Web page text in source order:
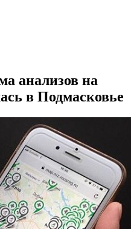
анализов на
в Подмасковье